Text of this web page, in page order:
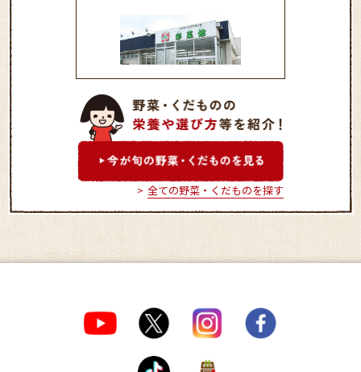
ファーマーズマーケット 彩
菜館
全ての野菜・くだものを探す